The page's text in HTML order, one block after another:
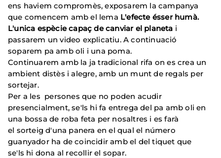
ens haviem compromès, exposarem la campanya
que comencem amb el lema L'efecte ésser humà.
L'unica espècie capaç de canviar el planeta i
passarem un video explicatiu. A continuació
soparem pa amb oli i una poma.
Continuarem amb la ja tradicional rifa on es crea un
ambient distès i alegre, amb un munt de regals per
sortejar.
Per a les persones que no poden acudir
presencialment, se'ls hi fa entrega del pa amb oli en
una bossa de roba feta per nosaltres i es farà
el sorteig d'una panera en el qual el número
guanyador ha de coincidir amb el del tiquet que
se'ls hi dona al recollir el sopar.